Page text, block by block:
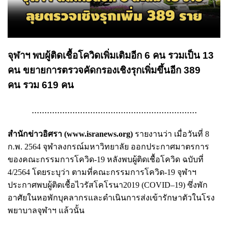
จุฬาฯ พบผู้ติดเชื้อโควิดเพิ่มเติมอีก 6 คน รวมเป็น 13
คน ขยายการตรวจคัดกรองเชิงรุกเพิ่มขึ้นอีก 389
คน รวม 619 คน
.................................................................
สำนักข่าวอิศรา (www.isranews.org) รายงานว่า เมื่อวันที่ 8
ก.พ. 2564 จุฬาลงกรณ์มหาวิทยาลัย ออกประกาศมาตรการ
ของคณะกรรมการโควิด-19 หลังพบผู้ติดเชื้อโควิด ฉบับที่
4/2564 โดยระบุว่า ตามที่คณะกรรมการโควิด-19 จุฬาฯ
ประกาศพบผู้ติดเชื้อไวรัสโคโรนา2019 (COVID–19) ซึ่งพัก
อาศัยในหอพักบุคลากรและดำเนินการส่งเข้ารักษาตัวในโรง
พยาบาลจุฬาฯ แล้วนั้น